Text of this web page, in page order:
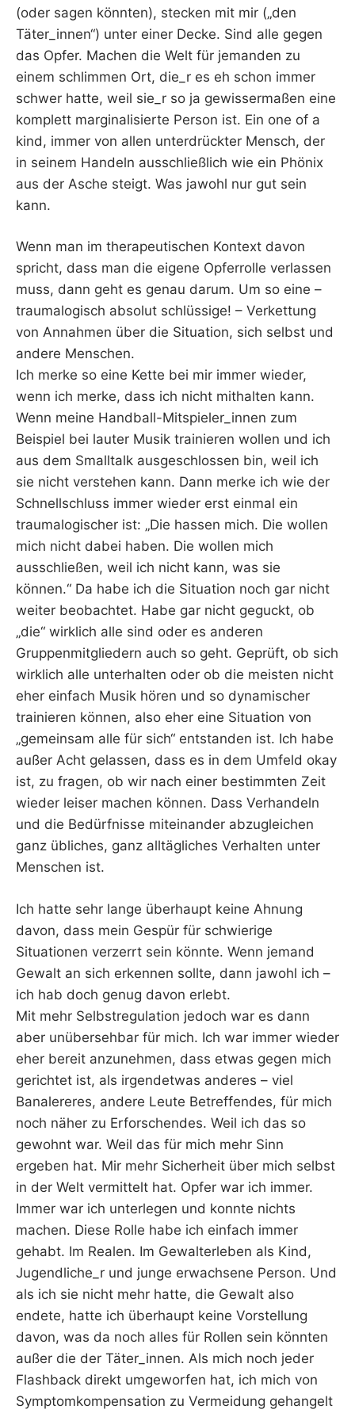
(oder sagen könnten), stecken mit mir („den
Täter_innen“) unter einer Decke. Sind alle gegen
das Opfer. Machen die Welt für jemanden zu
einem schlimmen Ort, die_r es eh schon immer
schwer hatte, weil sie_r so ja gewissermaßen eine
komplett marginalisierte Person ist. Ein one of a
kind, immer von allen unterdrückter Mensch, der
in seinem Handeln ausschließlich wie ein Phönix
aus der Asche steigt. Was jawohl nur gut sein
kann.
Wenn man im therapeutischen Kontext davon
spricht, dass man die eigene Opferrolle verlassen
muss, dann geht es genau darum. Um so eine –
traumalogisch absolut schlüssige! – Verkettung
von Annahmen über die Situation, sich selbst und
andere Menschen.
Ich merke so eine Kette bei mir immer wieder,
wenn ich merke, dass ich nicht mithalten kann.
Wenn meine Handball-Mitspieler_innen zum
Beispiel bei lauter Musik trainieren wollen und ich
aus dem Smalltalk ausgeschlossen bin, weil ich
sie nicht verstehen kann. Dann merke ich wie der
Schnellschluss immer wieder erst einmal ein
traumalogischer ist: „Die hassen mich. Die wollen
mich nicht dabei haben. Die wollen mich
ausschließen, weil ich nicht kann, was sie
können.“ Da habe ich die Situation noch gar nicht
weiter beobachtet. Habe gar nicht geguckt, ob
„die“ wirklich alle sind oder es anderen
Gruppenmitgliedern auch so geht. Geprüft, ob sich
wirklich alle unterhalten oder ob die meisten nicht
eher einfach Musik hören und so dynamischer
trainieren können, also eher eine Situation von
„gemeinsam alle für sich“ entstanden ist. Ich habe
außer Acht gelassen, dass es in dem Umfeld okay
ist, zu fragen, ob wir nach einer bestimmten Zeit
wieder leiser machen können. Dass Verhandeln
und die Bedürfnisse miteinander abzugleichen
ganz übliches, ganz alltägliches Verhalten unter
Menschen ist.
Ich hatte sehr lange überhaupt keine Ahnung
davon, dass mein Gespür für schwierige
Situationen verzerrt sein könnte. Wenn jemand
Gewalt an sich erkennen sollte, dann jawohl ich –
ich hab doch genug davon erlebt.
Mit mehr Selbstregulation jedoch war es dann
aber unübersehbar für mich. Ich war immer wieder
eher bereit anzunehmen, dass etwas gegen mich
gerichtet ist, als irgendetwas anderes – viel
Banalereres, andere Leute Betreffendes, für mich
noch näher zu Erforschendes. Weil ich das so
gewohnt war. Weil das für mich mehr Sinn
ergeben hat. Mir mehr Sicherheit über mich selbst
in der Welt vermittelt hat. Opfer war ich immer.
Immer war ich unterlegen und konnte nichts
machen. Diese Rolle habe ich einfach immer
gehabt. Im Realen. Im Gewalterleben als Kind,
Jugendliche_r und junge erwachsene Person. Und
als ich sie nicht mehr hatte, die Gewalt also
endete, hatte ich überhaupt keine Vorstellung
davon, was da noch alles für Rollen sein könnten
außer die der Täter_innen. Als mich noch jeder
Flashback direkt umgeworfen hat, ich mich von
Symptomkompensation zu Vermeidung gehangelt